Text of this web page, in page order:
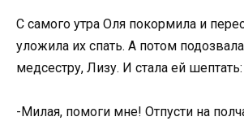
С самого утра Оля покормила и
уложила их спать. А потом
медсестру, Лизу. И стала ей шептать:
-Милая, помоги мне! Отпусти на